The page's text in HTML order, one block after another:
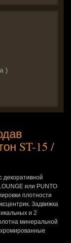
)
ST-15 /
декоративной
или PUNTO
плотности
Задвижка
и 2
минеральной